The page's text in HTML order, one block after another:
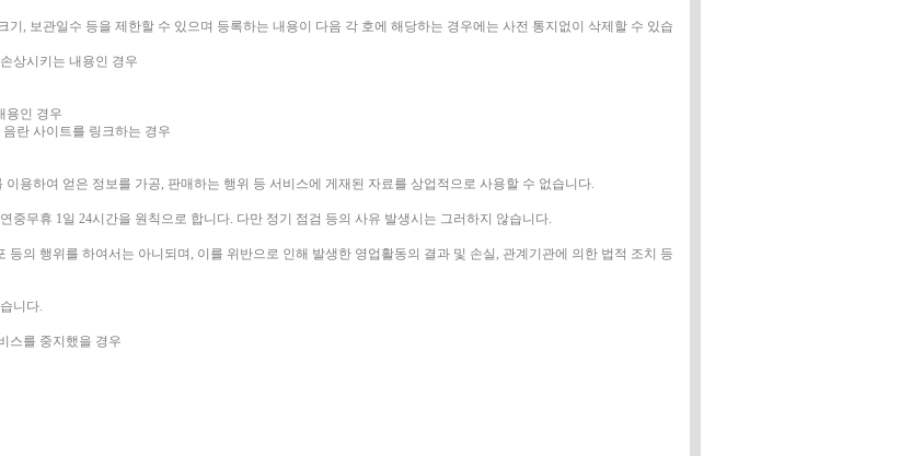
, 보관일수 등을 제한할 수 있으며 등록하는 내용이 다음 각 호에 해당하는 경우에는 사전 통지없이 삭제할 수 있습
상시키는 내용인 경우
용인 경우
란 사이트를 링크하는 경우
용하여 얻은 정보를 가공, 판매하는 행위 등 서비스에 게재된 자료를 상업적으로 사용할 수 없습니다.
중무휴 1일 24시간을 원칙으로 합니다. 다만 정기 점검 등의 사유 발생시는 그러하지 않습니다.
등의 행위를 하여서는 아니되며, 이를 위반으로 인해 발생한 영업활동의 결과 및 손실, 관계기관에 의한 법적 조치 등
니다.
스를 중지했을 경우